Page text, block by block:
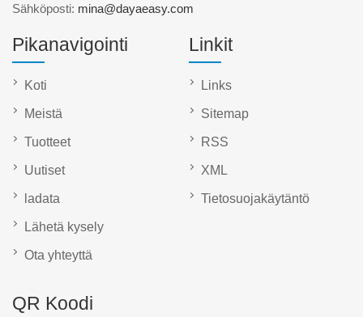
Sähköposti: mina@dayaeasy.com
Pikanavigointi
Koti
Meistä
Tuotteet
Uutiset
ladata
Lähetä kysely
Ota yhteyttä
Linkit
Links
Sitemap
RSS
XML
Tietosuojakäytäntö
QR Koodi